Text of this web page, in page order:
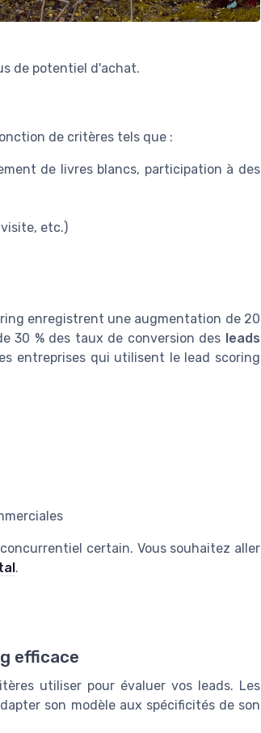
de potentiel d'achat.
de critères tels que :
de livres blancs, participation à des
etc.)
enregistrent une augmentation de 20
30 % des taux de conversion des leads
entreprises qui utilisent le lead scoring
certain. Vous souhaitez aller
.
efficace
utiliser pour évaluer vos leads. Les
son modèle aux spécificités de son